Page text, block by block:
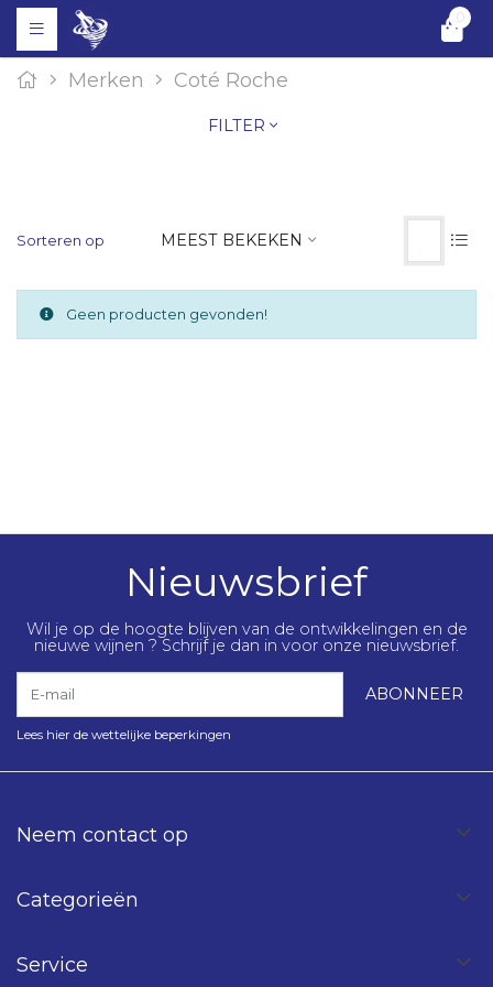
0
Merken Coté Roche
FILTER
Sorteren op MEEST BEKEKEN
Geen producten gevonden!
Nieuwsbrief
Wil je op de hoogte blijven van de ontwikkelingen en de
nieuwe wijnen ? Schrijf je dan in voor onze nieuwsbrief.
ABONNEER
Lees hier de wettelijke beperkingen
Neem contact op
Categorieën
Service